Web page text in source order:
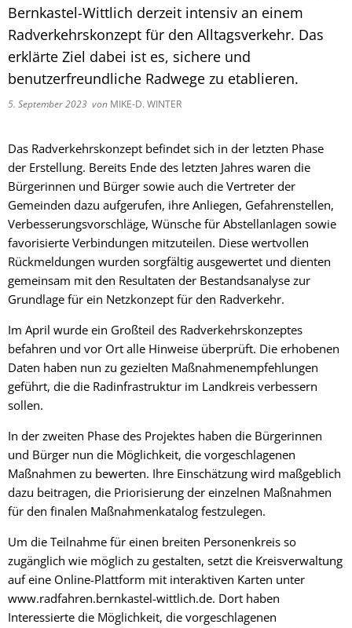
Bachelor of Arts
Praktikum
Vergaben
Öffentliche Bekanntmachungen
Bankverbindungen
Kreishaus & Fritz von Wille
E-Rechnungen
Radverkehr
LEADER
Orange
Angebote
Pflege
Wohnen im
Ehrenamtliche Vormundschaft
Kulturpreis des Landkreises
Bernkastel-Wittlich derzeit intensiv an einem
Radverkehrskonzept für den Alltagsverkehr. Das
erklärte Ziel dabei ist es, sichere und
benutzerfreundliche Radwege zu etablieren.
5. September 2023 von MIKE-D. WINTER
Das Radverkehrskonzept befindet sich in der letzten Phase
der Erstellung. Bereits Ende des letzten Jahres waren die
Bürgerinnen und Bürger sowie auch die Vertreter der
Gemeinden dazu aufgerufen, ihre Anliegen, Gefahrenstellen,
Verbesserungsvorschläge, Wünsche für Abstellanlagen sowie
favorisierte Verbindungen mitzuteilen. Diese wertvollen
Rückmeldungen wurden sorgfältig ausgewertet und dienten
gemeinsam mit den Resultaten der Bestandsanalyse zur
Grundlage für ein Netzkonzept für den Radverkehr.
Im April wurde ein Großteil des Radverkehrskonzeptes
befahren und vor Ort alle Hinweise überprüft. Die erhobenen
Daten haben nun zu gezielten Maßnahmenempfehlungen
geführt, die die Radinfrastruktur im Landkreis verbessern
sollen.
In der zweiten Phase des Projektes haben die Bürgerinnen
und Bürger nun die Möglichkeit, die vorgeschlagenen
Maßnahmen zu bewerten. Ihre Einschätzung wird maßgeblich
dazu beitragen, die Priorisierung der einzelnen Maßnahmen
für den finalen Maßnahmenkatalog festzulegen.
Um die Teilnahme für einen breiten Personenkreis so
zugänglich wie möglich zu gestalten, setzt die Kreisverwaltung
auf eine Online-Plattform mit interaktiven Karten unter
www.radfahren.bernkastel-wittlich.de. Dort haben
Interessierte die Möglichkeit, die vorgeschlagenen